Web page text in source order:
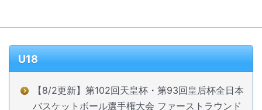
U18
【8/2更新】第102回天皇杯・第93回皇后杯全日本
バスケットボール選手権大会 ファーストラウンド